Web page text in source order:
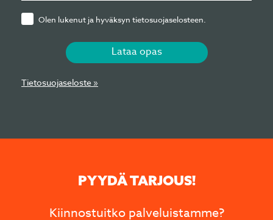
Olen lukenut ja hyväksyn tietosuojaselosteen.
Lataa opas
Tietosuojaseloste »
PYYDÄ TARJOUS!
Kiinnostuitko palveluistamme?